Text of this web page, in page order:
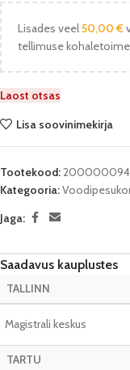
Lisades veel50,00 €
tellimuse
Laost otsas
Lisa soovinimekirja
Tootekood:
Kategooria:
Jaga:
Saadavus kauplustes
TALLINN
Magistrali keskus
TARTU